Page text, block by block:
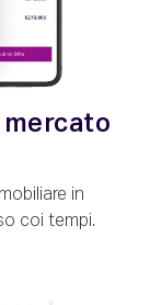
mercato
in
coi tempi.